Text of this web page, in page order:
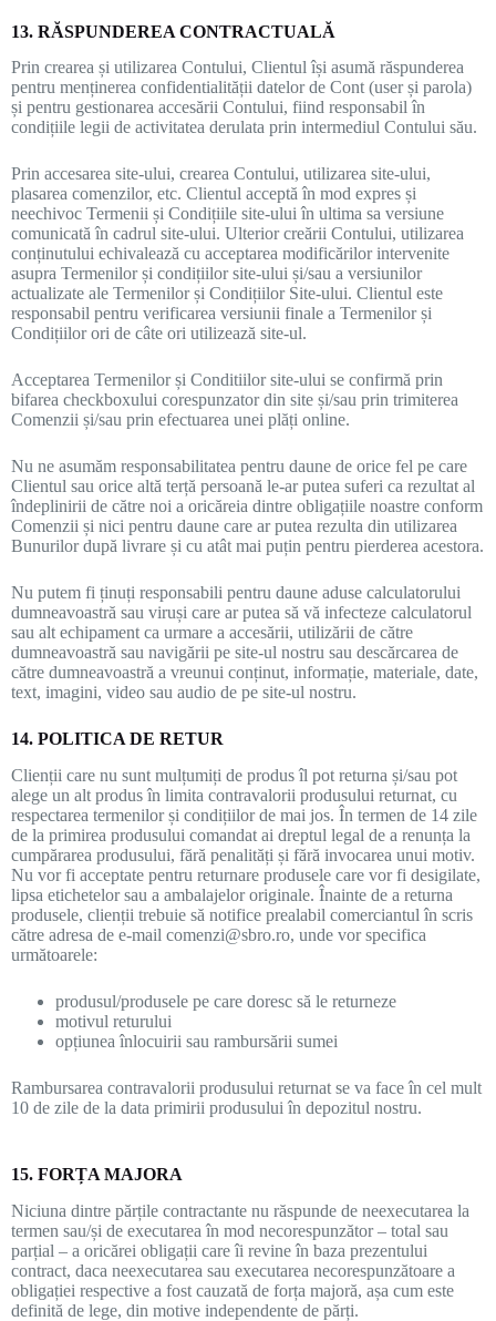
13. RĂSPUNDEREA CONTRACTUALĂ
Prin crearea și utilizarea Contului, Clientul își asumă răspunderea
pentru menținerea confidentialității datelor de Cont (user și parola)
și pentru gestionarea accesării Contului, fiind responsabil în
condițiile legii de activitatea derulata prin intermediul Contului său.
Prin accesarea site-ului, crearea Contului, utilizarea site-ului,
plasarea comenzilor, etc. Clientul acceptă în mod expres și
neechivoc Termenii și Condițiile site-ului în ultima sa versiune
comunicată în cadrul site-ului. Ulterior creării Contului, utilizarea
conținutului echivalează cu acceptarea modificărilor intervenite
asupra Termenilor și condițiilor site-ului și/sau a versiunilor
actualizate ale Termenilor și Condițiilor Site-ului. Clientul este
responsabil pentru verificarea versiunii finale a Termenilor și
Condițiilor ori de câte ori utilizează site-ul.
Acceptarea Termenilor și Conditiilor site-ului se confirmă prin
bifarea checkboxului corespunzator din site și/sau prin trimiterea
Comenzii și/sau prin efectuarea unei plăți online.
Nu ne asumăm responsabilitatea pentru daune de orice fel pe care
Clientul sau orice altă terță persoană le-ar putea suferi ca rezultat al
îndeplinirii de către noi a oricăreia dintre obligațiile noastre conform
Comenzii și nici pentru daune care ar putea rezulta din utilizarea
Bunurilor după livrare și cu atât mai puțin pentru pierderea acestora.
Nu putem fi ținuți responsabili pentru daune aduse calculatorului
dumneavoastră sau viruși care ar putea să vă infecteze calculatorul
sau alt echipament ca urmare a accesării, utilizării de către
dumneavoastră sau navigării pe site-ul nostru sau descărcarea de
către dumneavoastră a vreunui conținut, informație, materiale, date,
text, imagini, video sau audio de pe site-ul nostru.
14. POLITICA DE RETUR
Clienții care nu sunt mulțumiți de produs îl pot returna și/sau pot
alege un alt produs în limita contravalorii produsului returnat, cu
respectarea termenilor și condițiilor de mai jos. În termen de 14 zile
de la primirea produsului comandat ai dreptul legal de a renunța la
cumpărarea produsului, fără penalități și fără invocarea unui motiv.
Nu vor fi acceptate pentru returnare produsele care vor fi desigilate,
lipsa etichetelor sau a ambalajelor originale. Înainte de a returna
produsele, clienții trebuie să notifice prealabil comerciantul în scris
către adresa de e-mail comenzi@sbro.ro, unde vor specifica
următoarele:
produsul/produsele pe care doresc să le returneze
motivul returului
opțiunea înlocuirii sau rambursării sumei
Rambursarea contravalorii produsului returnat se va face în cel mult
10 de zile de la data primirii produsului în depozitul nostru.
15. FORȚA MAJORA
Niciuna dintre părțile contractante nu răspunde de neexecutarea la
termen sau/și de executarea în mod necorespunzător – total sau
parțial – a oricărei obligații care îi revine în baza prezentului
contract, daca neexecutarea sau executarea necorespunzătoare a
obligației respective a fost cauzată de forța majoră, așa cum este
definită de lege, din motive independente de părți.